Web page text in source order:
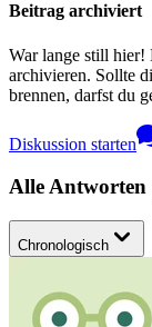
Beitrag archiviert
War lange still hier!
archivieren. Sollte
brennen, darfst du
Diskussion starten
Alle Antworten
Chronologisch